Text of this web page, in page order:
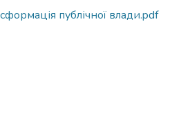
публічної влади.pdf